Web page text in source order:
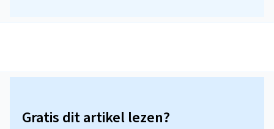
Gratis dit artikel lezen?